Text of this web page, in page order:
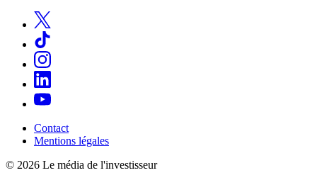
Contact
Mentions légales
© 2026 Le média de l'investisseur